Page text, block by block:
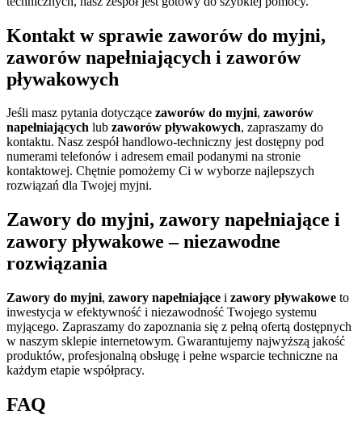
Kontakt w sprawie zaworów do myjni,
zaworów napełniających i zaworów
pływakowych
Jeśli masz pytania dotyczące zaworów do myjni, zaworów
napełniających lub zaworów pływakowych, zapraszamy do
kontaktu. Nasz zespół handlowo-techniczny jest dostępny pod
numerami telefonów i adresem email podanymi na stronie
kontaktowej. Chętnie pomożemy Ci w wyborze najlepszych
rozwiązań dla Twojej myjni.
Zawory do myjni, zawory napełniające i
zawory pływakowe – niezawodne
rozwiązania
Zawory do myjni, zawory napełniające i zawory pływakowe to
inwestycja w efektywność i niezawodność Twojego systemu
myjącego. Zapraszamy do zapoznania się z pełną ofertą dostępnych
w naszym sklepie internetowym. Gwarantujemy najwyższą jakość
produktów, profesjonalną obsługę i pełne wsparcie techniczne na
każdym etapie współpracy.
FAQ